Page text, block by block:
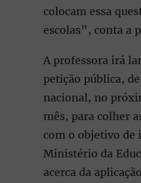
colocam essa
escolas”, conta a
A professora irá
petição pública,
nacional, no
mês, para colher
com o objetivo de
Ministério da
acerca da